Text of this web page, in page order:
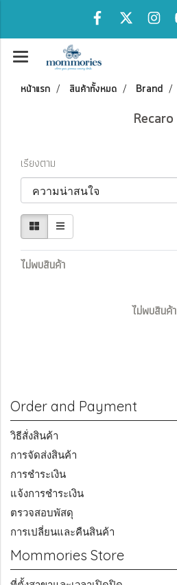
หน้าแรก สินค้าทั้งหมด Brand
Recaro
เรียงตาม
ไม่พบสินค้า
ไม่พบสินค้า
Order and Payment
วิธีสั่งสินค้า
การจัดส่งสินค้า
การชำระเงิน
แจ้งการชำระเงิน
ตรวจสอบพัสดุ
การเปลี่ยนและคืนสินค้า
Mommories Store